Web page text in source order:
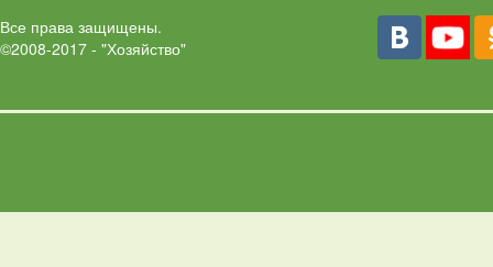
Все права защищены.
©2008-2017 - "Хозяйство"